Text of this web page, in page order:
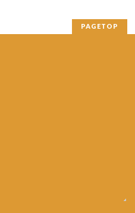
PAGETOP